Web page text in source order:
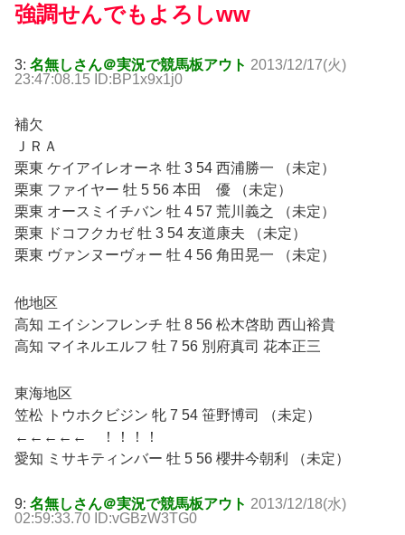
強調せんでもよろしww
3: 名無しさん＠実況で競馬板アウト 2013/12/17(火)
23:47:08.15 ID:BP1x9x1j0
補欠
ＪＲＡ
栗東 ケイアイレオーネ 牡 3 54 西浦勝一 （未定）
栗東 ファイヤー 牡 5 56 本田 優 （未定）
栗東 オースミイチバン 牡 4 57 荒川義之 （未定）
栗東 ドコフクカゼ 牡 3 54 友道康夫 （未定）
栗東 ヴァンヌーヴォー 牡 4 56 角田晃一 （未定）
他地区
高知 エイシンフレンチ 牡 8 56 松木啓助 西山裕貴
高知 マイネルエルフ 牡 7 56 別府真司 花本正三
東海地区
笠松 トウホクビジン 牝 7 54 笹野博司 （未定）
←←←←← ！！！！
愛知 ミサキティンバー 牡 5 56 櫻井今朝利 （未定）
9: 名無しさん＠実況で競馬板アウト 2013/12/18(水)
02:59:33.70 ID:vGBzW3TG0